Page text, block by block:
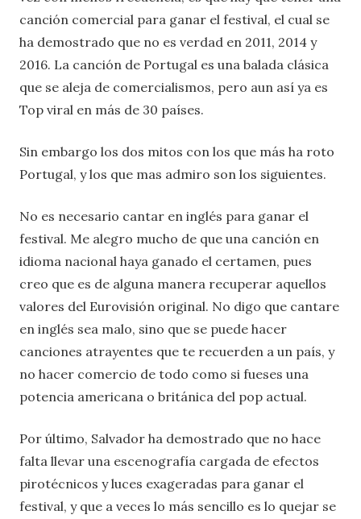
canción comercial para ganar el festival, el cual se
ha demostrado que no es verdad en 2011, 2014 y
2016. La canción de Portugal es una balada clásica
que se aleja de comercialismos, pero aun así ya es
Top viral en más de 30 países.
Sin embargo los dos mitos con los que más ha roto
Portugal, y los que mas admiro son los siguientes.
No es necesario cantar en inglés para ganar el
festival. Me alegro mucho de que una canción en
idioma nacional haya ganado el certamen, pues
creo que es de alguna manera recuperar aquellos
valores del Eurovisión original. No digo que cantare
en inglés sea malo, sino que se puede hacer
canciones atrayentes que te recuerden a un país, y
no hacer comercio de todo como si fueses una
potencia americana o británica del pop actual.
Por último, Salvador ha demostrado que no hace
falta llevar una escenografía cargada de efectos
pirotécnicos y luces exageradas para ganar el
festival, y que a veces lo más sencillo es lo quejar se